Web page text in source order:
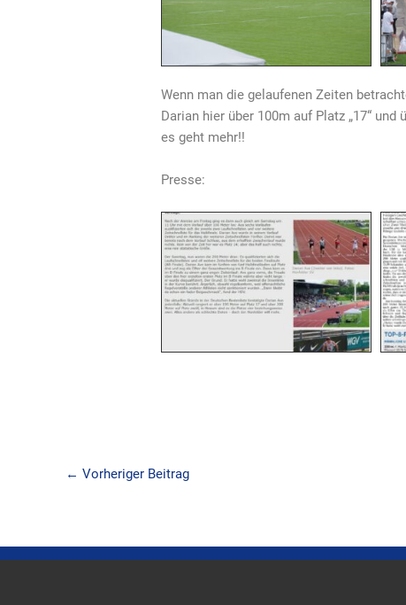
Wenn man die gelaufenen Zeiten
Darian hier über 100m auf Platz „17“ und
es geht mehr!!
Presse:
← Vorheriger Beitrag